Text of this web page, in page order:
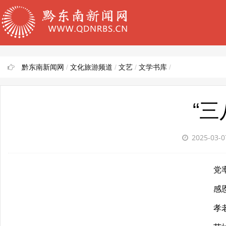
黔东南新闻网 / 文化旅游频道 / 文艺 / 文学书库 /
“
2025-03-
党率
感恩
孝老